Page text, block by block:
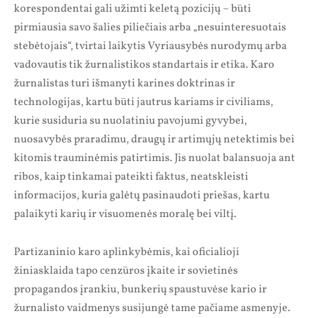
korespondentai gali užimti keletą pozicijų – būti
pirmiausia savo šalies piliečiais arba „nesuinteresuotais
stebėtojais“, tvirtai laikytis Vyriausybės nurodymų arba
vadovautis tik žurnalistikos standartais ir etika. Karo
žurnalistas turi išmanyti karines doktrinas ir
technologijas, kartu būti jautrus kariams ir civiliams,
kurie susiduria su nuolatiniu pavojumi gyvybei,
nuosavybės praradimu, draugų ir artimųjų netektimis bei
kitomis trauminėmis patirtimis. Jis nuolat balansuoja ant
ribos, kaip tinkamai pateikti faktus, neatskleisti
informacijos, kuria galėtų pasinaudoti priešas, kartu
palaikyti karių ir visuomenės moralę bei viltį.
Partizaninio karo aplinkybėmis, kai oficialioji
žiniasklaida tapo cenzūros įkaite ir sovietinės
propagandos įrankiu, bunkerių spaustuvėse kario ir
žurnalisto vaidmenys susijungė tame pačiame asmenyje.